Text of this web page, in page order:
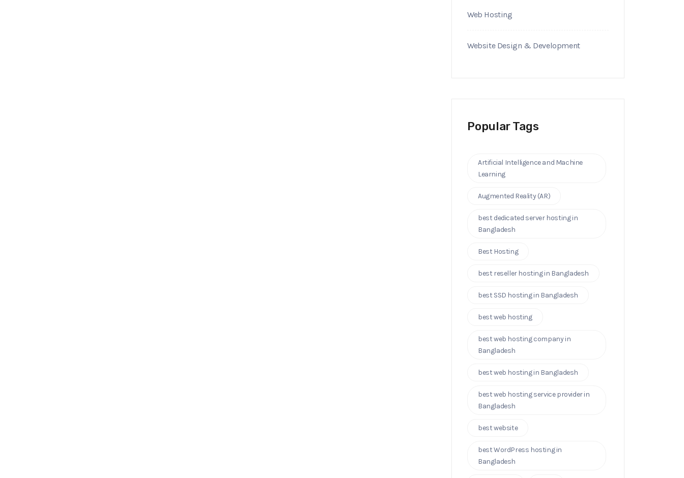
Web Hosting
Website Design & Development
Popular Tags
Artificial Intelligence ‍and Machine
Learning
Augmented Reality (AR)
best dedicated server hosting in
Bangladesh
Best Hosting
best reseller hosting in Bangladesh
best SSD hosting in Bangladesh
best web hosting
best web hosting company in
Bangladesh
best web hosting in Bangladesh
best web hosting service provider in
Bangladesh
best website
best WordPress hosting in
Bangladesh